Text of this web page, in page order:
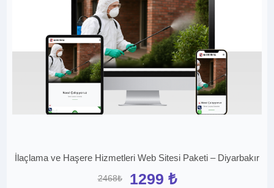
İlaçlama ve Haşere Hizmetleri Web Sitesi Paketi – Diyarbakır
2468₺ 1299 ₺